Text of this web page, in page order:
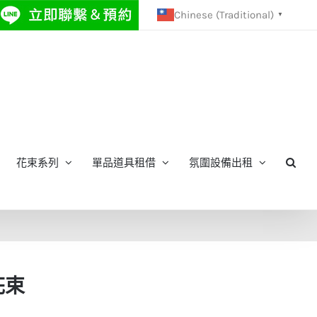
Chinese (Traditional) ▼
花束系列 單品道具租借 氛圍設備出租
束